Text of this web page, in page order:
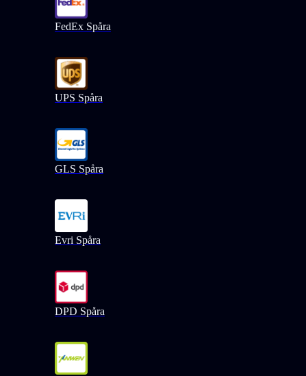
FedEx Spåra
UPS Spåra
GLS Spåra
Evri Spåra
DPD Spåra